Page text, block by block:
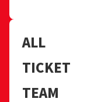
ALL
TICKET
TEAM